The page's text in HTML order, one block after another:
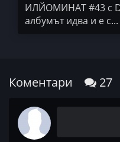
ИЛЙОМИНАТ #43 с
албумът идва и е с...
Коментари 27